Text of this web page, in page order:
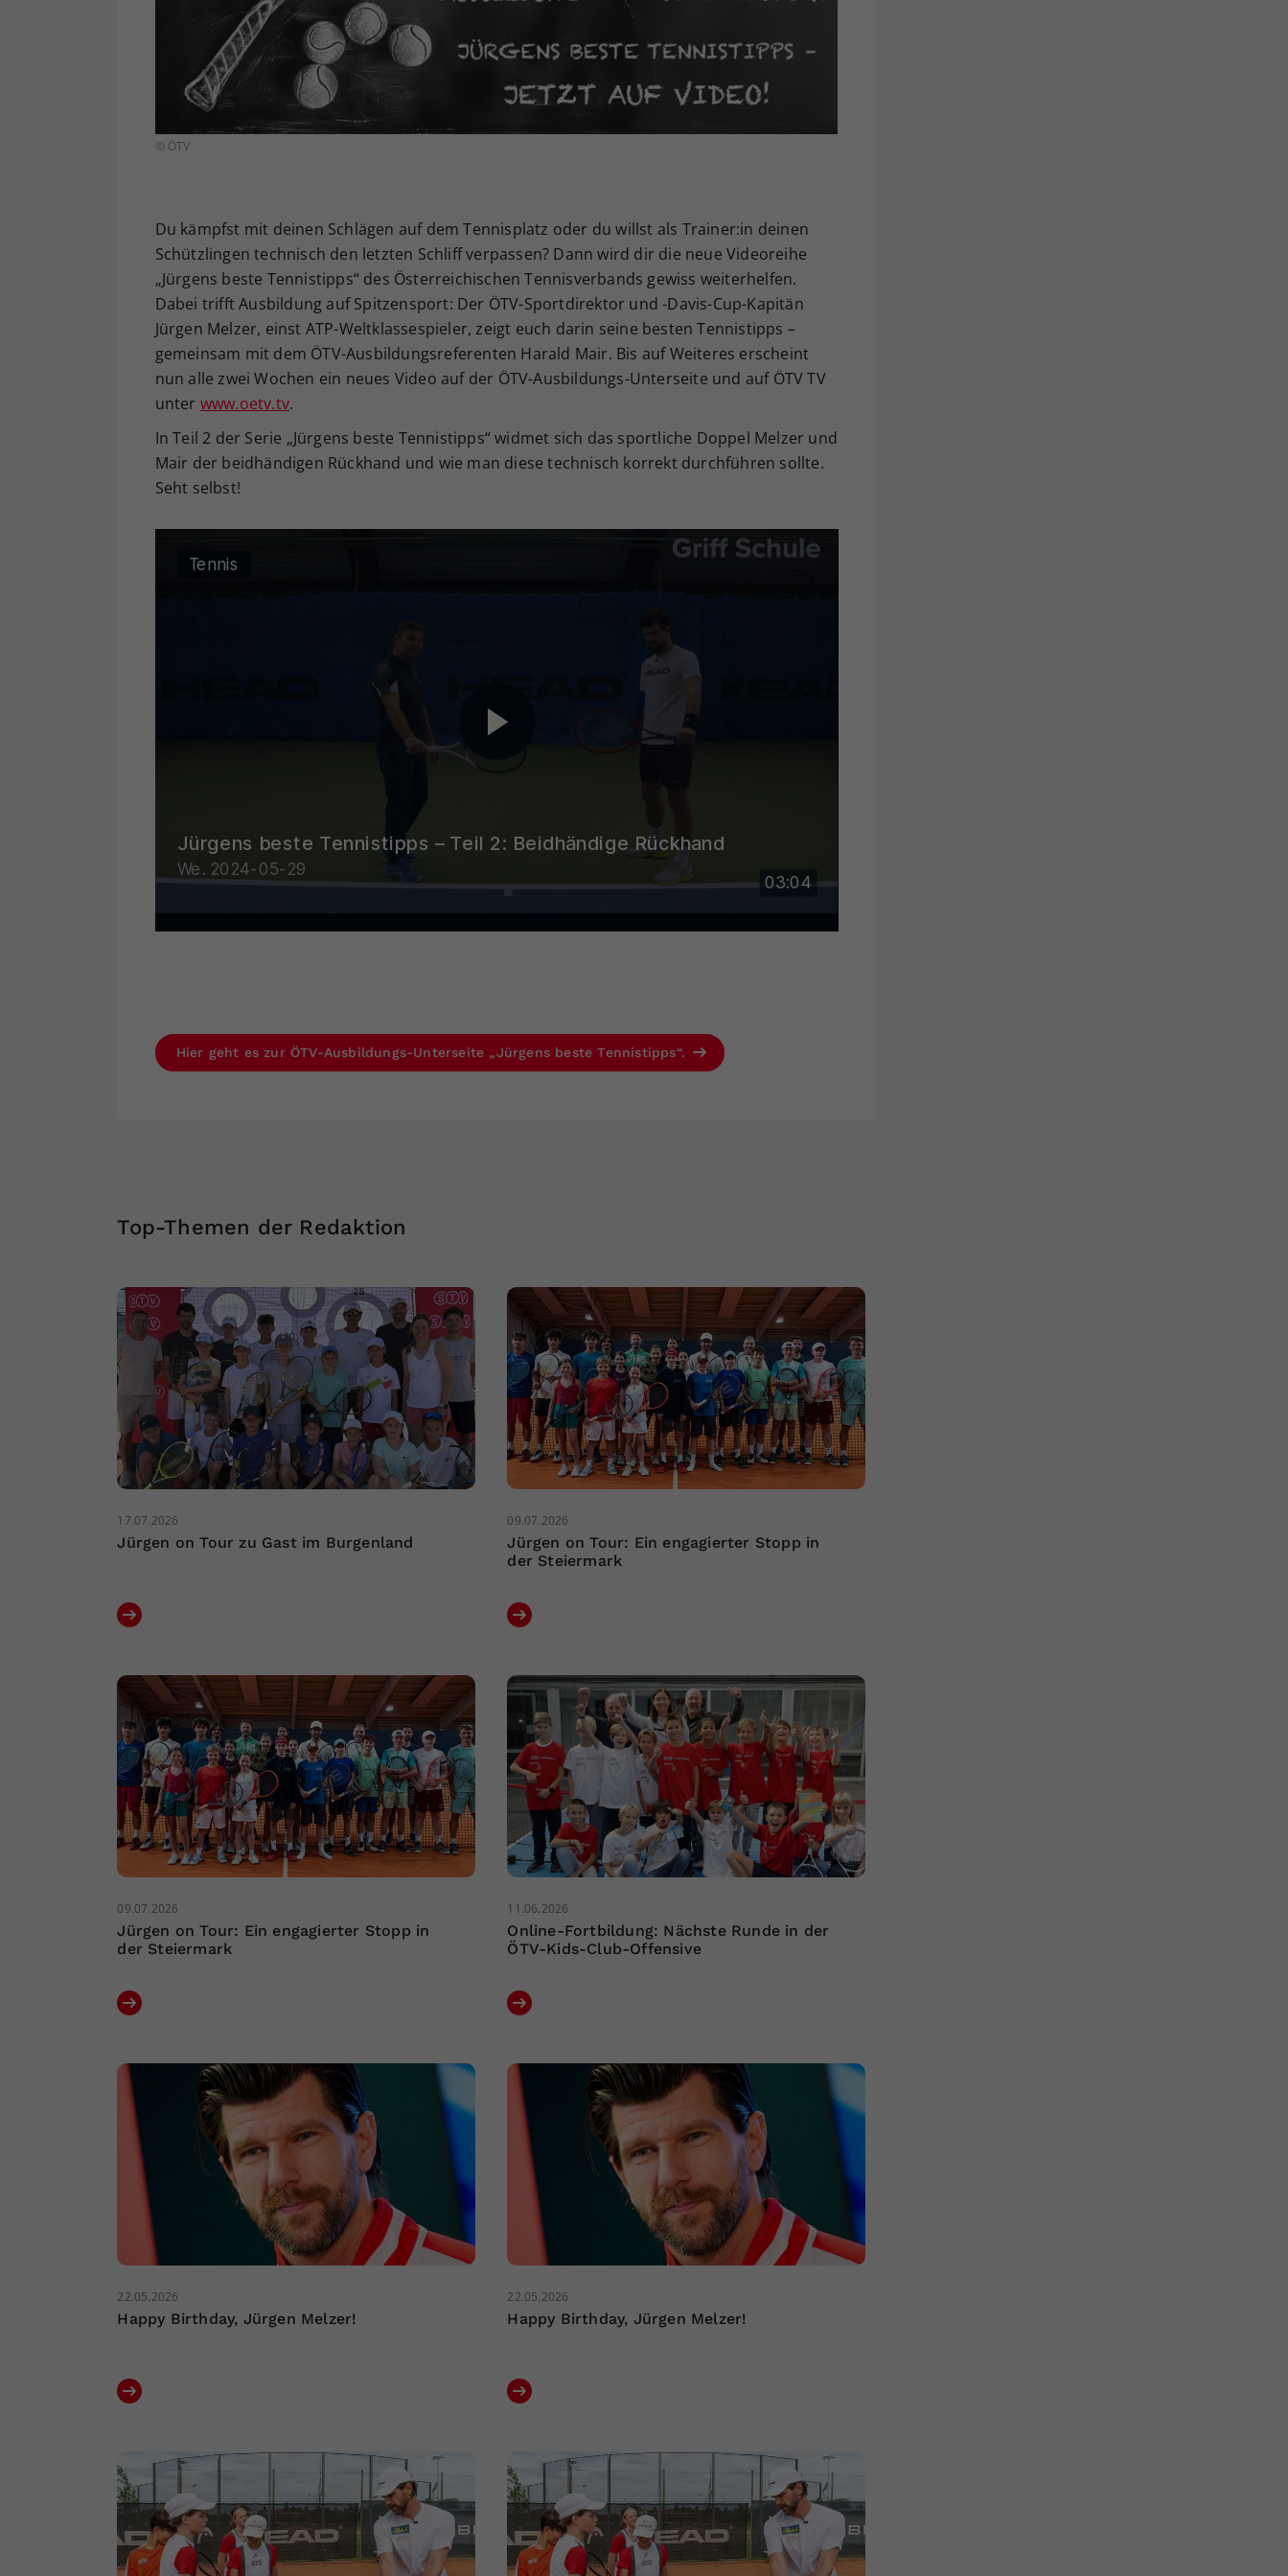
© ÖTV
Du kämpfst mit deinen Schlägen auf dem Tennisplatz oder du willst als Trainer:in deinen
Schützlingen technisch den letzten Schliff verpassen? Dann wird dir die neue Videoreihe
„Jürgens beste Tennistipps“ des Österreichischen Tennisverbands gewiss weiterhelfen.
Dabei trifft Ausbildung auf Spitzensport: Der ÖTV-Sportdirektor und -Davis-Cup-Kapitän
Jürgen Melzer, einst ATP-Weltklassespieler, zeigt euch darin seine besten Tennistipps –
gemeinsam mit dem ÖTV-Ausbildungsreferenten Harald Mair. Bis auf Weiteres erscheint
nun alle zwei Wochen ein neues Video auf der ÖTV-Ausbildungs-Unterseite und auf ÖTV TV
unter www.oetv.tv.
In Teil 2 der Serie „Jürgens beste Tennistipps“ widmet sich das sportliche Doppel Melzer und
Mair der beidhändigen Rückhand und wie man diese technisch korrekt durchführen sollte.
Seht selbst!
Hier geht es zur ÖTV-Ausbildungs-Unterseite „Jürgens beste Tennistipps“.
Top-Themen der Redaktion
17.07.2026
Jürgen on Tour zu Gast im Burgenland
09.07.2026
Jürgen on Tour: Ein engagierter Stopp in
der Steiermark
09.07.2026
Jürgen on Tour: Ein engagierter Stopp in
der Steiermark
11.06.2026
Online-Fortbildung: Nächste Runde in der
ÖTV-Kids-Club-Offensive
22.05.2026
Happy Birthday, Jürgen Melzer!
22.05.2026
Happy Birthday, Jürgen Melzer!
Webseiten-Betreiber dies eingestellt hat.